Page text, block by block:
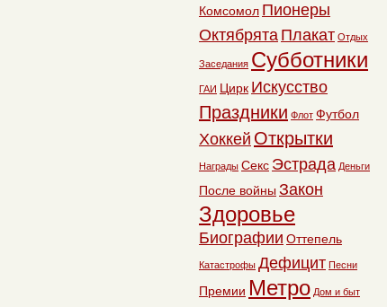
Комсомол Пионеры
Октябрята Плакат Отдых
Заседания Субботники
ГАИ Цирк Искусство
Праздники Флот Футбол
Хоккей Открытки
Награды Секс Эстрада Деньги
После войны Закон
Здоровье
Биографии Оттепель
Катастрофы Дефицит Песни
Премии Метро Дом и быт